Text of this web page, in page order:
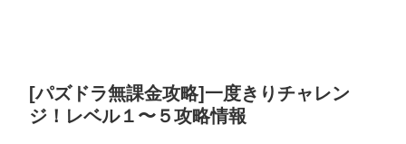
[パズドラ無課金攻略]一度きりチャレン
ジ！レベル１〜５攻略情報